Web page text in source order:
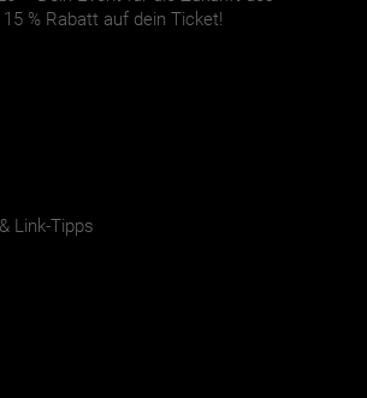
% Rabatt auf dein Ticket!
Link-Tipps